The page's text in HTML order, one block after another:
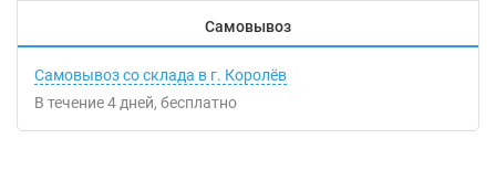
Самовывоз
Самовывоз со склада в г. Королёв
В течение4 дней Бесплатно